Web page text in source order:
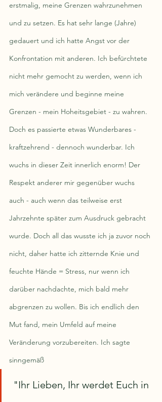
erstmalig, meine Grenzen wahrzunehmen
und zu setzen. Es hat sehr lange (Jahre)
gedauert und ich hatte Angst vor der
Konfrontation mit anderen. Ich befürchtete
nicht mehr gemocht zu werden, wenn ich
mich verändere und beginne meine
Grenzen - mein Hoheitsgebiet - zu wahren.
Doch es passierte etwas Wunderbares -
kraftzehrend - dennoch wunderbar. Ich
wuchs in dieser Zeit innerlich enorm! Der
Respekt anderer mir gegenüber wuchs
auch - auch wenn das teilweise erst
Jahrzehnte später zum Ausdruck gebracht
wurde. Doch all das wusste ich ja zuvor noch
nicht, daher hatte ich zitternde Knie und
feuchte Hände = Stress, nur wenn ich
darüber nachdachte, mich bald mehr
abgrenzen zu wollen. Bis ich endlich den
Mut fand, mein Umfeld auf meine
Veränderung vorzubereiten. Ich sagte
sinngemäß